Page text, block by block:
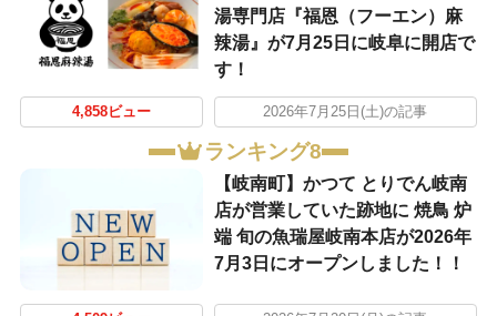
湯専門店『福恩（フーエン）麻
辣湯』が7月25日に岐阜に開店で
す！
4,858ビュー 2026年7月25日(土)の記事
ランキング8
【岐南町】かつて とりでん岐南
店が営業していた跡地に 焼鳥 炉
端 旬の魚瑞屋岐南本店が2026年
7月3日にオープンしました！！